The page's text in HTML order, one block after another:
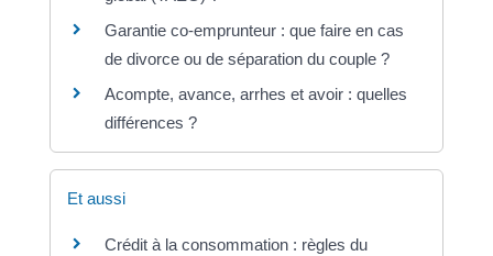
Garantie co-emprunteur : que faire en cas
de divorce ou de séparation du couple ?
Acompte, avance, arrhes et avoir : quelles
différences ?
Et aussi
Crédit à la consommation : règles du